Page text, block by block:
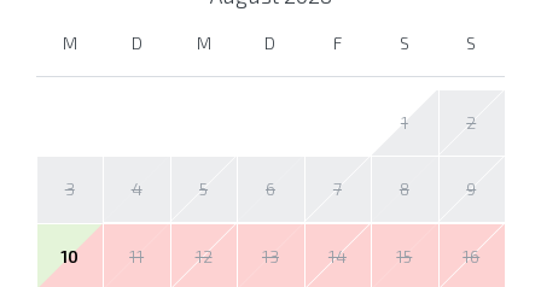
M D M D F S S
1 2
3 4 5 6 7 8 9
10 11 12 13 14 15 16